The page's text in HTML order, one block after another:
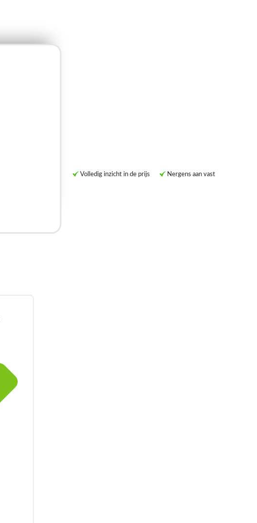
Volledig inzicht in de prijs Nergens aan vast